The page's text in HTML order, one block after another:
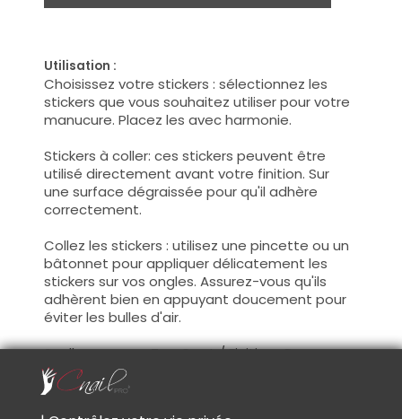
Utilisation :
Choisissez votre stickers : sélectionnez les
stickers que vous souhaitez utiliser pour votre
manucure. Placez les avec harmonie.
Stickers à coller: ces stickers peuvent être
utilisé directement avant votre finition. Sur
une surface dégraissée pour qu'il adhère
correctement.
Collez les stickers : utilisez une pincette ou un
bâtonnet pour appliquer délicatement les
stickers sur vos ongles. Assurez-vous qu'ils
adhèrent bien en appuyant doucement pour
éviter les bulles d'air.
Scellez avec un Top Coat / Finition : Pour
protéger les stickers et prolonger leur durée,
appliquez une couche de Top Coat sur